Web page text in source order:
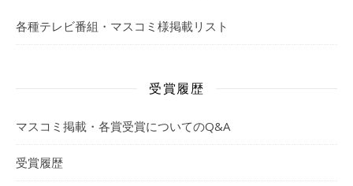
各種テレビ番組・マスコミ様掲載リスト
受賞履歴
マスコミ掲載・各賞受賞についてのQ&A
受賞履歴